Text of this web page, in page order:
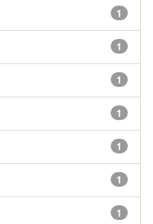
1
1
1
1
1
1
1